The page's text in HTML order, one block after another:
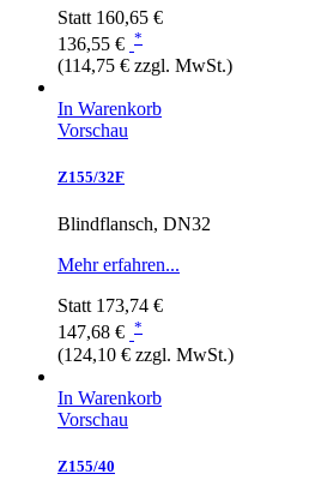
Statt 160,65 €
136,55 € *
(114,75 € zzgl. MwSt.)
In Warenkorb
Vorschau
Z155/32F
Blindflansch, DN32
Mehr erfahren...
Statt 173,74 €
147,68 € *
(124,10 € zzgl. MwSt.)
In Warenkorb
Vorschau
Z155/40